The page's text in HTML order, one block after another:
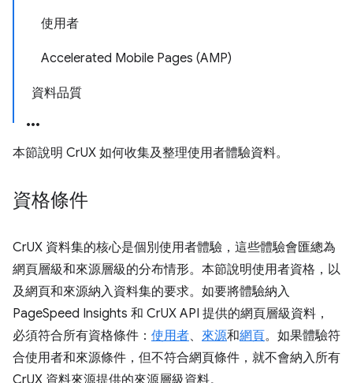
使用者
Accelerated Mobile Pages (AMP)
資料品質
本節說明 CrUX 如何收集及整理使用者體驗資料。
資格條件
CrUX 資料集的核心是個別使用者體驗，這些體驗會匯總為
網頁層級和來源層級的分布情形。本節說明使用者資格，以
及網頁和來源納入資料集的要求。如要將體驗納入
PageSpeed Insights 和 CrUX API 提供的網頁層級資料，
必須符合所有資格條件： 使用者、 來源和網頁。如果體驗符
合使用者和來源條件，但不符合網頁條件，就不會納入所有
CrUX 資料來源提供的來源層級資料。